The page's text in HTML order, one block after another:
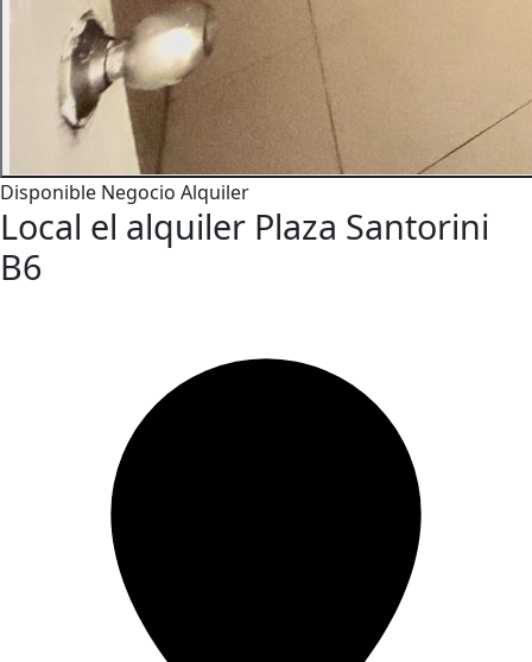
Disponible Negocio Alquiler
Local el alquiler Plaza Santorini
B6